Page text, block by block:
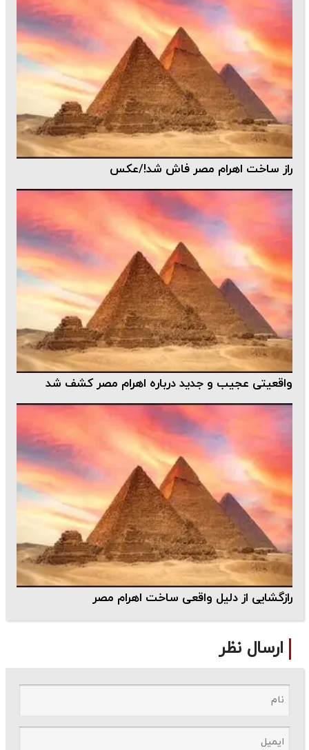
راز ساخت اهرام مصر فاش شد!/عکس
واقعیتی عجیب و جدید درباره اهرام مصر کشف شد
رازگشایی از دلیل واقعی ساخت اهرام مصر
ارسال نظر